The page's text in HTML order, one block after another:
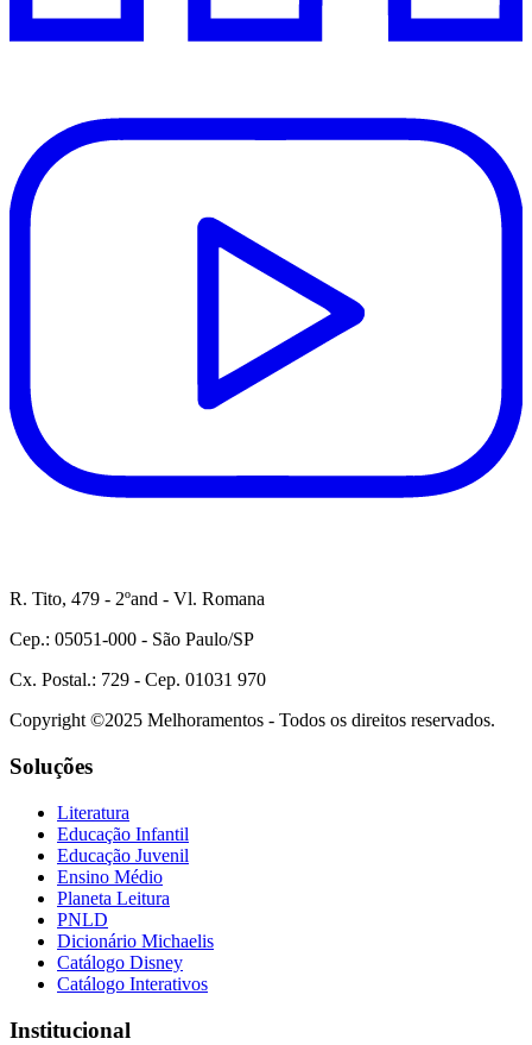
R. Tito, 479 - 2ºand - Vl. Romana
Cep.: 05051-000 - São Paulo/SP
Cx. Postal.: 729 - Cep. 01031 970
Copyright ©2025 Melhoramentos - Todos os direitos reservados.
Soluções
Literatura
Educação Infantil
Educação Juvenil
Ensino Médio
Planeta Leitura
PNLD
Dicionário Michaelis
Catálogo Disney
Catálogo Interativos
Institucional